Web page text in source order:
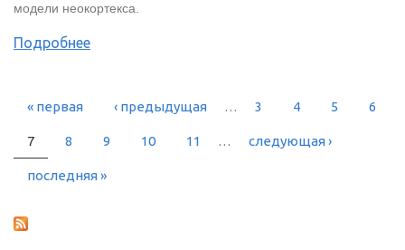
модели неокортекса.
Подробнее
СТРАНИЦЫ
« первая ‹ предыдущая … 3 4 5 6
7 8 9 10 11 … следующая ›
последняя »